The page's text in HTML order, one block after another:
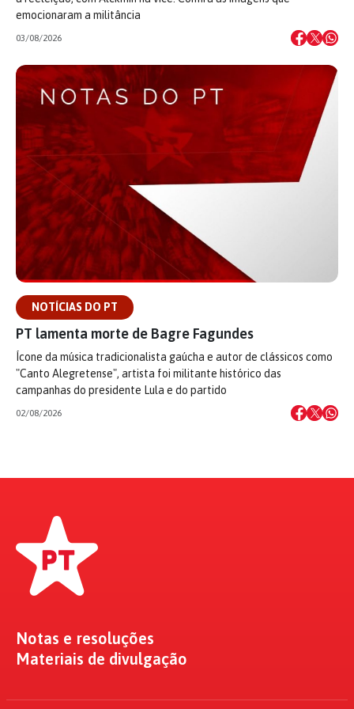
emocionaram a militância
03/08/2026
NOTÍCIAS DO PT
PT lamenta morte de Bagre Fagundes
Ícone da música tradicionalista gaúcha e autor de clássicos como
"Canto Alegretense", artista foi militante histórico das
campanhas do presidente Lula e do partido
02/08/2026
Notas e resoluções
Materiais de divulgação